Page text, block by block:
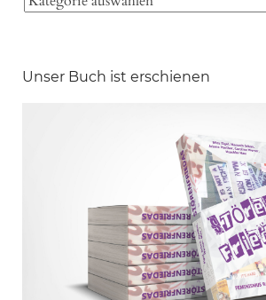
Unser Buch ist erschienen